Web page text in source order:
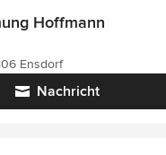
Hoffmann
Nachricht
Ensdorf